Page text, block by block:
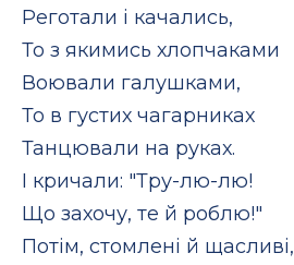
Реготали і качались,
То з якимись хлопчаками
Воювали галушками,
То в густих чагарниках
Танцювали на руках.
І кричали: "Тру-лю-лю!
Що захочу, те й роблю!"
Потім, стомлені й щасливі,